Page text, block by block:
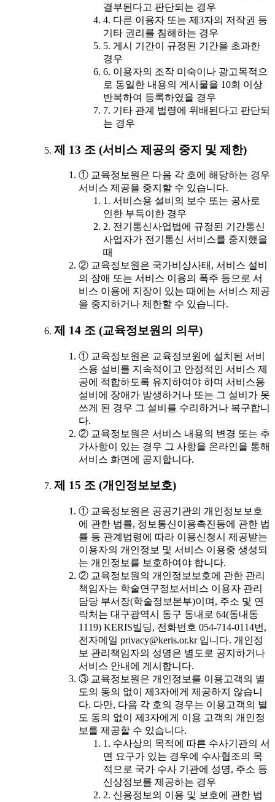
결부된다고 판단되는 경우
4. 다른 이용자 또는 제3자의 저작권 등
기타 권리를 침해하는 경우
5. 게시 기간이 규정된 기간을 초과한
경우
6. 이용자의 조작 미숙이나 광고목적으
로 동일한 내용의 게시물을 10회 이상
반복하여 등록하였을 경우
7. 기타 관계 법령에 위배된다고 판단되
는 경우
제 13 조 (서비스 제공의 중지 및 제한)
① 교육정보원은 다음 각 호에 해당하는 경우
서비스 제공을 중지할 수 있습니다.
1. 서비스용 설비의 보수 또는 공사로
인한 부득이한 경우
2. 전기통신사업법에 규정된 기간통신
사업자가 전기통신 서비스를 중지했을
때
② 교육정보원은 국가비상사태, 서비스 설비
의 장애 또는 서비스 이용의 폭주 등으로 서
비스 이용에 지장이 있는 때에는 서비스 제공
을 중지하거나 제한할 수 있습니다.
제 14 조 (교육정보원의 의무)
① 교육정보원은 교육정보원에 설치된 서비
스용 설비를 지속적이고 안정적인 서비스 제
공에 적합하도록 유지하여야 하며 서비스용
설비에 장애가 발생하거나 또는 그 설비가 못
쓰게 된 경우 그 설비를 수리하거나 복구합니
다.
② 교육정보원은 서비스 내용의 변경 또는 추
가사항이 있는 경우 그 사항을 온라인을 통해
서비스 화면에 공지합니다.
제 15 조 (개인정보보호)
① 교육정보원은 공공기관의 개인정보보호
에 관한 법률, 정보통신이용촉진등에 관한 법
률 등 관계법령에 따라 이용신청시 제공받는
이용자의 개인정보 및 서비스 이용중 생성되
는 개인정보를 보호하여야 합니다.
② 교육정보원의 개인정보보호에 관한 관리
책임자는 학술연구정보서비스 이용자 관리
담당 부서장(학술정보본부)이며, 주소 및 연
락처는 대구광역시 동구 동내로 64(동내동
1119) KERIS빌딩, 전화번호 054-714-0114번,
전자메일 privacy@keris.or.kr 입니다. 개인정
보 관리책임자의 성명은 별도로 공지하거나
서비스 안내에 게시합니다.
③ 교육정보원은 개인정보를 이용고객의 별
도의 동의 없이 제3자에게 제공하지 않습니
다. 다만, 다음 각 호의 경우는 이용고객의 별
도 동의 없이 제3자에게 이용 고객의 개인정
보를 제공할 수 있습니다.
1. 수사상의 목적에 따른 수사기관의 서
면 요구가 있는 경우에 수사협조의 목
적으로 국가 수사 기관에 성명, 주소 등
신상정보를 제공하는 경우
2. 신용정보의 이용 및 보호에 관한 법